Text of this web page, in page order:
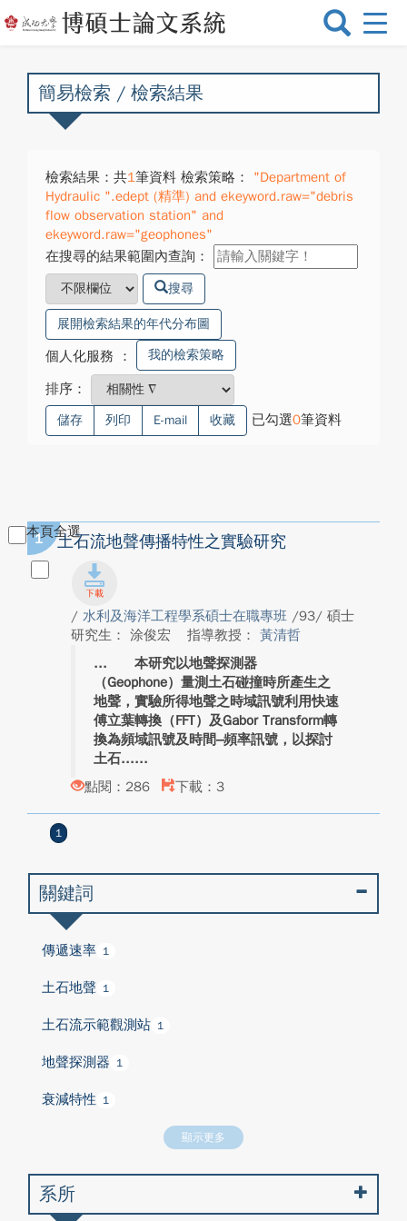
選
換
簡易檢索 / 檢索結果
檢索結果：共1筆資料 檢索策略：
"Department of
Hydraulic ".edept (精準) and ekeyword.raw="debris
flow observation station" and
ekeyword.raw="geophones"
在搜尋的結果範圍內查詢：
搜尋
展開檢索結果的年代分布圖
個人化服務 ： 我的檢索策略
排序：
儲存 列印 E-mail 收藏 已勾選0筆資料
本頁全選
1 土石流地聲傳播特性之實驗研究
/ 水利及海洋工程學系碩士在職專班 /93/ 碩士
研究生： 涂俊宏
指導教授： 黃清哲
本研究以地聲探測器
（Geophone）量測土石碰撞時所產生之
地聲，實驗所得地聲之時域訊號利用快速
傅立葉轉換（FFT）及Gabor Transform轉
換為頻域訊號及時間–頻率訊號，以探討
土石...
點閱：286
下載：3
1
關鍵詞
傳遞速率 1
土石地聲 1
土石流示範觀測站 1
地聲探測器 1
衰減特性 1
顯示更多
系所